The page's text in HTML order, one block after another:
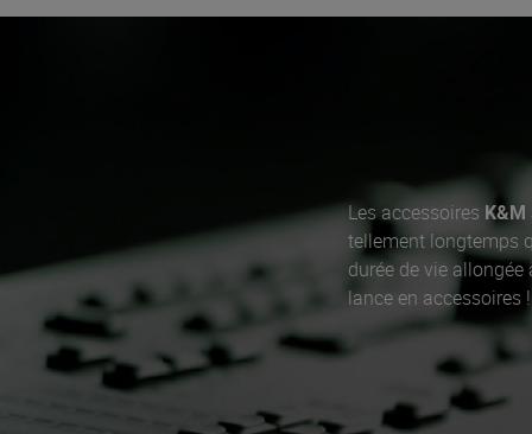
Les accessoires K&M
tellement longtemps
durée de vie
lance en accessoires !